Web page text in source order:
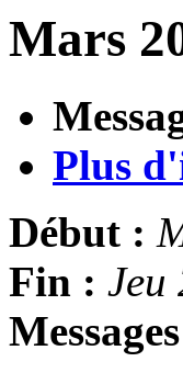
Mars
Plus
Début :
Fin : Jeu